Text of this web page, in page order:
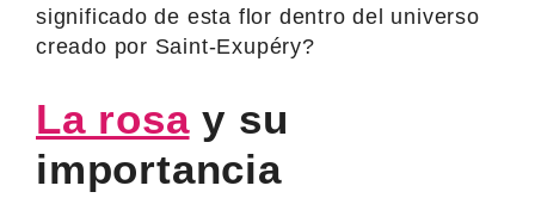
significado de esta flor dentro del universo
creado por Saint-Exupéry?
La rosay su
importancia